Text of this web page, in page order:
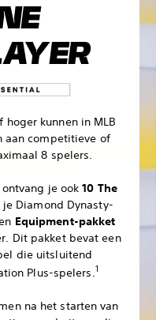
hoger kunnen in MLB
aan competitieve of
8 spelers.
ontvang je ook10 The
Diamond Dynasty-
Equipment-pakket
Dit pakket bevat een
die uitsluitend
Plus-spelers.1
na het starten van